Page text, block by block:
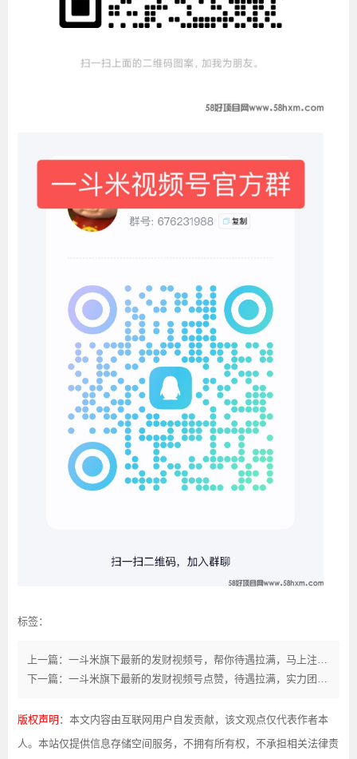
标签：
上一篇：一斗米旗下最新的发财视频号，帮你待遇拉满，马上注册开启
版权声明 ：本文内容由互联网用户自发贡献，该文观点仅代表作者本
人。本站仅提供信息存储空间服务，不拥有所有权，不承担相关法律责